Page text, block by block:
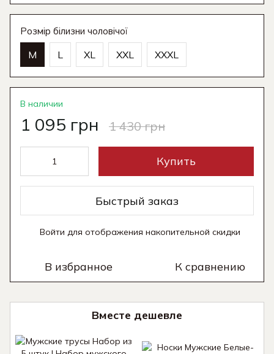
Розмір білизни чоловічої
M L XL XXL XXXL
В наличии
1 095 грн 1 430 грн
Купить
Быстрый заказ
Войти для отображения накопительной скидки
В избранное К сравнению
Вместе дешевле